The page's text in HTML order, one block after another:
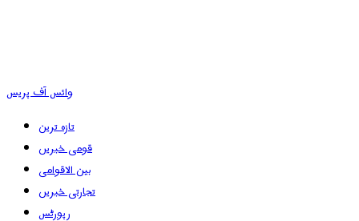
وائس آف پریس
تازہ ترین
قومی خبریں
بین الاقوامی
تجارتی خبریں
رپورٹس